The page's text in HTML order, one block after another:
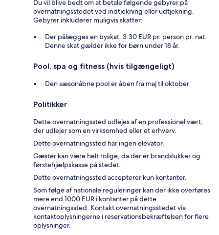
Du vil blive bedt om at betale følgende gebyrer på
overnatningsstedet ved indtjekning eller udtjekning.
Gebyrer inkluderer muligvis skatter:
Der pålægges en byskat: 3.30 EUR pr. person pr. nat.
Denne skat gælder ikke for børn under 18 år.
Pool, spa og fitness (hvis tilgængeligt)
Den sæsonåbne pool er åben fra maj til oktober
Politikker
Dette overnatningssted udlejes af en professionel vært,
der udlejer som en virksomhed eller et erhverv.
Dette overnatningssted har ingen elevator.
Gæster kan være helt rolige, da der er brandslukker og
førstehjælpskasse på stedet.
Dette overnatningssted accepterer kun kontanter.
Som følge af nationale reguleringer kan der ikke overføres
mere end 1000 EUR i kontanter på dette
overnatningssted. Kontakt overnatningsstedet via
kontaktoplysningerne i reservationsbekræftelsen for flere
oplysninger.